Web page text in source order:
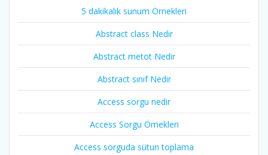
5 dakikalık sunum Örnekleri
Abstract class Nedir
Abstract metot Nedir
Abstract sınıf Nedir
Access sorgu nedir
Access Sorgu Örnekleri
Access sorguda sütun toplama